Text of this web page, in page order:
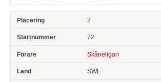
2
72
Skåneligan
SWE